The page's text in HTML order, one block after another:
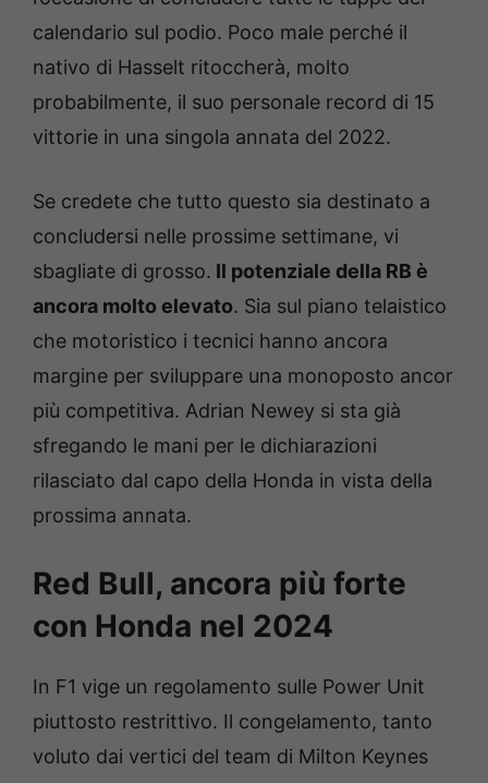
calendario sul podio. Poco male perché il
nativo di Hasselt ritoccherà, molto
probabilmente, il suo personale record di 15
vittorie in una singola annata del 2022.
Se credete che tutto questo sia destinato a
concludersi nelle prossime settimane, vi
sbagliate di grosso. Il potenziale della RB è
ancora molto elevato. Sia sul piano telaistico
che motoristico i tecnici hanno ancora
margine per sviluppare una monoposto ancor
più competitiva. Adrian Newey si sta già
sfregando le mani per le dichiarazioni
rilasciato dal capo della Honda in vista della
prossima annata.
Red Bull, ancora più forte
con Honda nel 2024
In F1 vige un regolamento sulle Power Unit
piuttosto restrittivo. Il congelamento, tanto
voluto dai vertici del team di Milton Keynes